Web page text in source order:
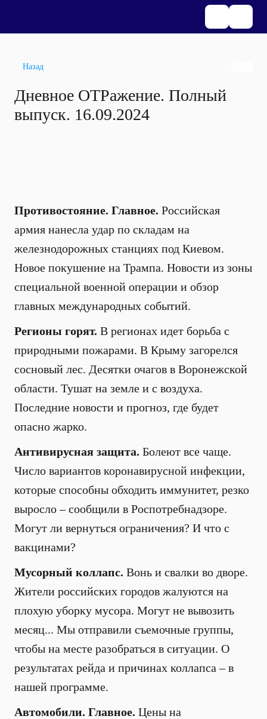
Назад
Дневное ОТРажение. Полный
выпуск. 16.09.2024
Противостояние. Главное. Российская
армия нанесла удар по складам на
железнодорожных станциях под Киевом.
Новое покушение на Трампа. Новости из зоны
специальной военной операции и обзор
главных международных событий.
Регионы горят. В регионах идет борьба с
природными пожарами. В Крыму загорелся
сосновый лес. Десятки очагов в Воронежской
области. Тушат на земле и с воздуха.
Последние новости и прогноз, где будет
опасно жарко.
Антивирусная защита. Болеют все чаще.
Число вариантов коронавирусной инфекции,
которые способны обходить иммунитет, резко
выросло – сообщили в Роспотребнадзоре.
Могут ли вернуться ограничения? И что с
вакцинами?
Мусорный коллапс. Вонь и свалки во дворе.
Жители российских городов жалуются на
плохую уборку мусора. Могут не вывозить
месяц... Мы отправили съемочные группы,
чтобы на месте разобраться в ситуации. О
результатах рейда и причинах коллапса – в
нашей программе.
Автомобили. Главное. Цены на